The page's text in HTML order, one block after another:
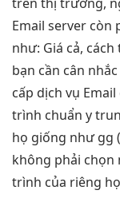
Email server còn
như: Giá cả,
bạn cần cân
cấp dịch vụ
trình chuẩn y
họ giống như gg
không phải chọn
trình của riêng